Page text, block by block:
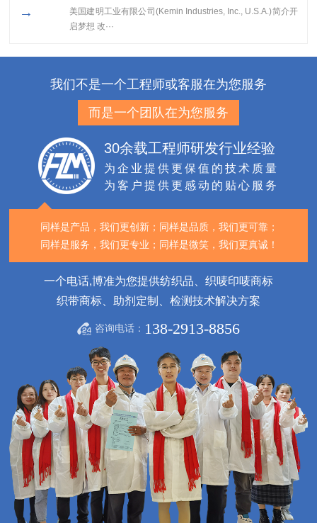
→
美国建明工业有限公司(Kemin Industries, Inc., U.S.A.)简介开
启梦想 改···
我们不是一个工程师或客服在为您服务
而是一个团队在为您服务
30余载工程师研发行业经验
为企业提供更保值的技术质量
为客户提供更感动的贴心服务
同样是产品，我们更创新； 同样是品质，我们更可靠；
同样是服务，我们更专业； 同样是微笑，我们更真诚！
一个电话,博准为您提供纺织品、织唛印唛商标
织带商标、助剂定制、检测技术解决方案
咨询电话： 138-2913-8856